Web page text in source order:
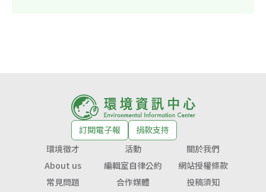
訂閱電子報
捐款支持
環境徵才
活動
關於我們
About us
編輯室自律公約
網站授權條款
常見問題
合作媒體 投稿須知